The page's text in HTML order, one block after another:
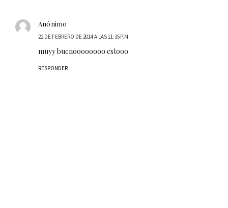
Anónimo
22 DE FEBRERO DE 2014 A LAS 11:35 P.M.
muyy buenoooooooo estooo
RESPONDER